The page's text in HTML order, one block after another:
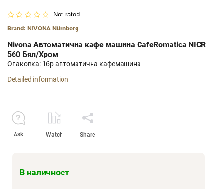
Not rated
Brand: NIVONA Nürnberg
В наличност
Nivona Автоматична кафе машина CafeRomatica NICR
560 Бял/Хром
Опаковка: 1бр автоматична кафемашина
Detailed information
Ask Watch Share